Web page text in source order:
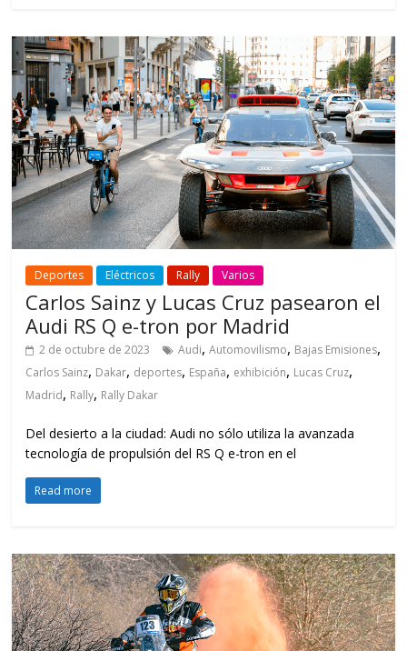
Deportes Eléctricos Rally Varios
Carlos Sainz y Lucas Cruz pasearon el
Audi RS Q e-tron por Madrid
2 de octubre de 2023 Audi,Automovilismo, Bajas Emisiones,
Carlos Sainz, Dakar, deportes, España, exhibición, Lucas Cruz,
Madrid, Rally, Rally Dakar
Del desierto a la ciudad: Audi no sólo utiliza la avanzada
tecnología de propulsión del RS Q e-tron en el
Read more